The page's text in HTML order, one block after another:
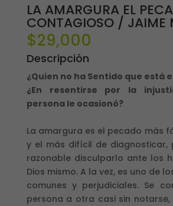
LA AMARGURA EL
CONTAGIOSO / JAIME
$29,000
Descripción
¿Quien no ha Sentido que está
¿En resentirse por la
persona le ocasionó?
La amargura es el pecado más
y el más difícil de diagnosticar,
razonable disculparlo ante los
Dios mismo. A la vez, es uno de
comunes y perjudiciales. Se
persona a otra casi sin